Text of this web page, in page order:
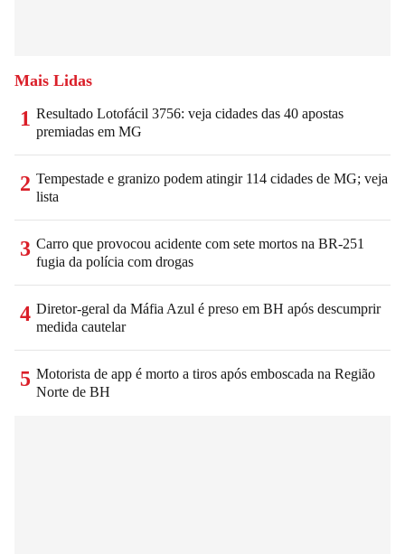
Mais Lidas
1 Resultado Lotofácil 3756: veja cidades das 40 apostas
premiadas em MG
2 Tempestade e granizo podem atingir 114 cidades de MG; veja
lista
3 Carro que provocou acidente com sete mortos na BR-251
fugia da polícia com drogas
4 Diretor-geral da Máfia Azul é preso em BH após descumprir
medida cautelar
5 Motorista de app é morto a tiros após emboscada na Região
Norte de BH